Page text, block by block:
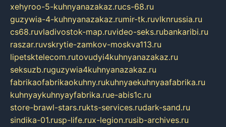
xehyroo-5-kuhnyanazakaz.rucs-68.ru
guzywia-4-kuhnyanazakaz.rumir-tk.ruvlknrussia.ru
cs68.ruvladivostok-map.ruvideo-seks.rubankaribi.ru
raszar.ruvskrytie-zamkov-moskva113.ru
lipetsktelecom.rutovudyi4kuhnyanazakaz.ru
seksuzb.ruguzywia4kuhnyanazakaz.ru
fabrikaofabrikaokuhny.rukuhnyaekuhnyaafabrika.ru
kuhnyaykuhnyayfabrika.rue-abis1c.ru
store-brawl-stars.rukts-services.rudark-sand.ru
sindika-01.rusp-life.rux-legion.rusib-archives.ru